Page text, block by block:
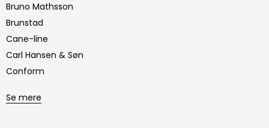
Bruno Mathsson
Brunstad
Cane-line
Carl Hansen & Søn
Conform
Se mere